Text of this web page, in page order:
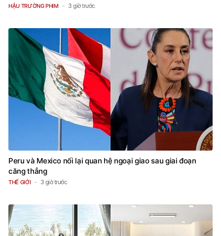
HẬU TRƯỜNG PHIM 3 giờ trước
Peru và Mexico nối lại quan hệ ngoại giao sau giai đoạn
căng thẳng
THẾ GIỚI 3 giờ trước